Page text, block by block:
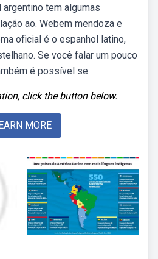
argentino tem algumas
ao. Webem mendoza e
oficial é o espanhol latino,
Se você falar um pouco
é possível se.
click the button below.
MORE